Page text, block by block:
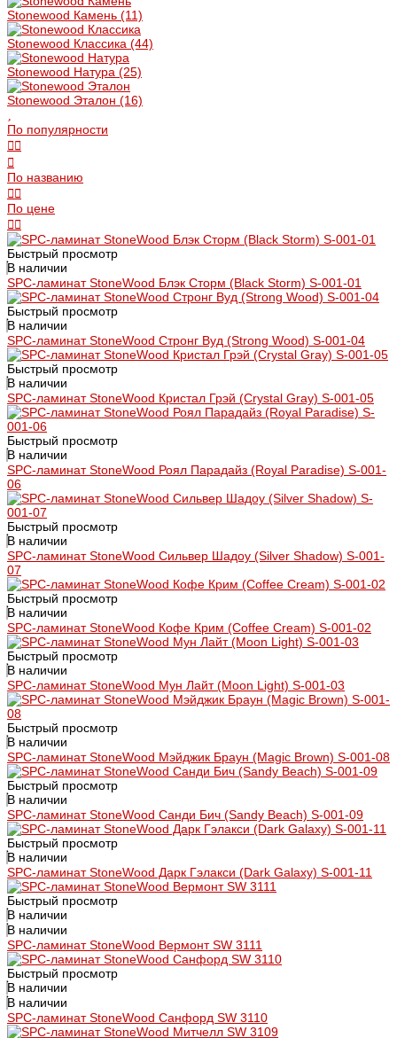
Stonewood Камень (11)
Stonewood Классика (44)
Stonewood Натура (25)
Stonewood Эталон (16)
По популярности
По названию
По цене
Быстрый просмотр
В наличии
SPC-ламинат StoneWood Блэк Сторм (Black Storm) S-001-01
Быстрый просмотр
В наличии
SPC-ламинат StoneWood Стронг Вуд (Strong Wood) S-001-04
Быстрый просмотр
В наличии
SPC-ламинат StoneWood Кристал Грэй (Crystal Gray) S-001-05
Быстрый просмотр
В наличии
SPC-ламинат StoneWood Роял Парадайз (Royal Paradise) S-001-
06
Быстрый просмотр
В наличии
SPC-ламинат StoneWood Сильвер Шадоу (Silver Shadow) S-001-
07
Быстрый просмотр
В наличии
SPC-ламинат StoneWood Кофе Крим (Coffee Cream) S-001-02
Быстрый просмотр
В наличии
SPC-ламинат StoneWood Мун Лайт (Moon Light) S-001-03
Быстрый просмотр
В наличии
SPC-ламинат StoneWood Мэйджик Браун (Magic Brown) S-001-08
Быстрый просмотр
В наличии
SPC-ламинат StoneWood Санди Бич (Sandy Beach) S-001-09
Быстрый просмотр
В наличии
SPC-ламинат StoneWood Дарк Гэлакси (Dark Galaxy) S-001-11
Быстрый просмотр
В наличии
В наличии
SPC-ламинат StoneWood Вермонт SW 3111
Быстрый просмотр
В наличии
В наличии
SPC-ламинат StoneWood Санфорд SW 3110